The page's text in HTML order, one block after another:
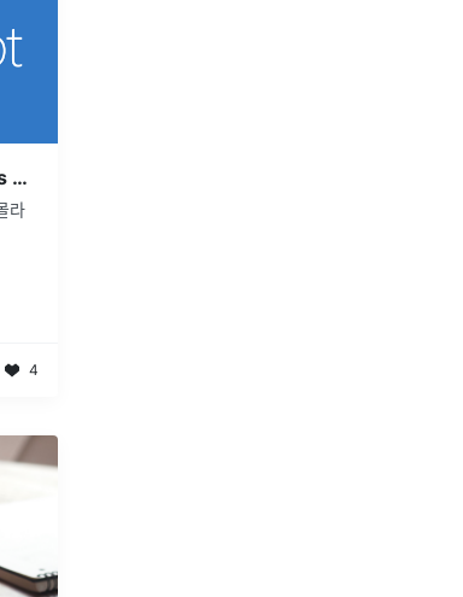
(TypeScript) Type MouseEvent is not generic. 에러 및 해결
라
4